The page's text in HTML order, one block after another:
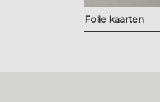
Folie kaarten